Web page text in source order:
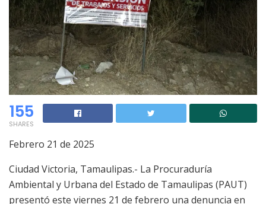
155
SHARES
Febrero 21 de 2025
Ciudad Victoria, Tamaulipas.- La Procuraduría
Ambiental y Urbana del Estado de Tamaulipas (PAUT)
presentó este viernes 21 de febrero una denuncia en